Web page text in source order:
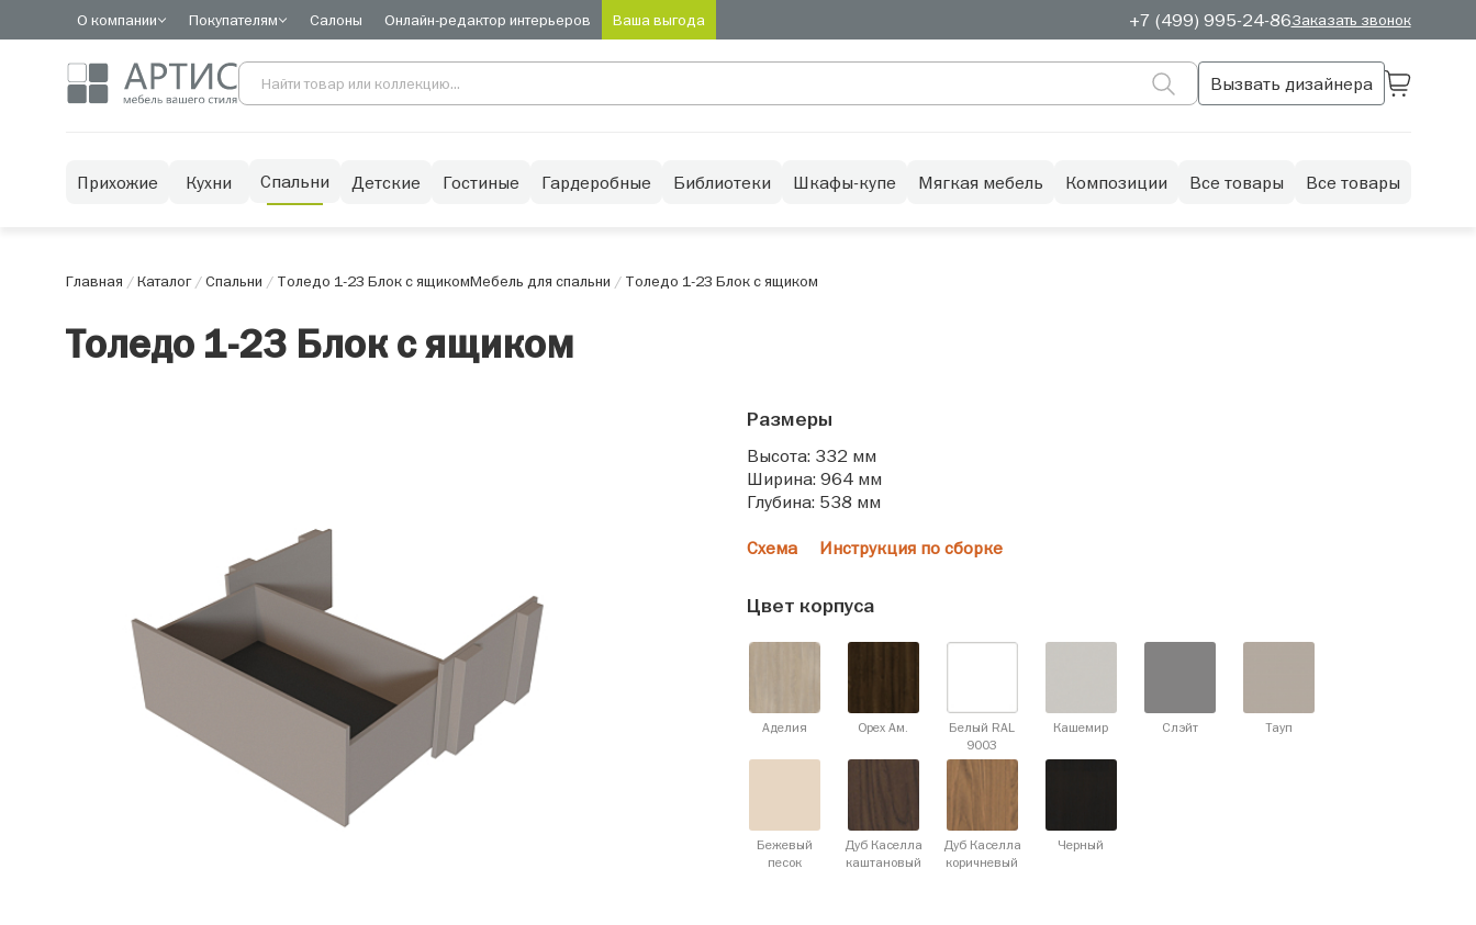
О компании Покупателям Салоны Онлайн-редактор интерьеров Ваша выгода +7 (499) 995-24-86Заказать звонок
Вызвать дизайнера
Прихожие Кухни Спальни Детские Гостиные Гардеробные Библиотеки Шкафы-купе Мягкая мебель Композиции Все товары Все товары
Главная /Каталог/Спальни / Толедо 1-23 Блок с ящикомМебель для спальни / Толедо 1-23 Блок с ящиком
Толедо 1-23 Блок с ящиком
Размеры
Высота: 332 мм
Ширина: 964 мм
Глубина: 538 мм
Схема Инструкция по сборке
Цвет корпуса
Аделия Орех Ам.
Белый RAL
9003
Кашемир Слэйт Тауп
Бежевый
песок
Дуб Каселла
каштановый
Дуб Каселла
коричневый
Черный